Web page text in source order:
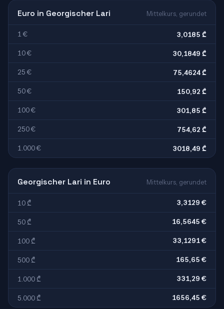
Euro in Georgischer Lari Mittelkurs, gerundet
1 € 3,0185 ₾
10 € 30,1849 ₾
25 € 75,4624 ₾
50 € 150,92 ₾
100 € 301,85 ₾
250 € 754,62 ₾
1.000 € 3018,49 ₾
Georgischer Lari in Euro Mittelkurs, gerundet
10 ₾ 3,3129 €
50 ₾ 16,5645 €
100 ₾ 33,1291 €
500 ₾ 165,65 €
1.000 ₾ 331,29 €
5.000 ₾ 1656,45 €